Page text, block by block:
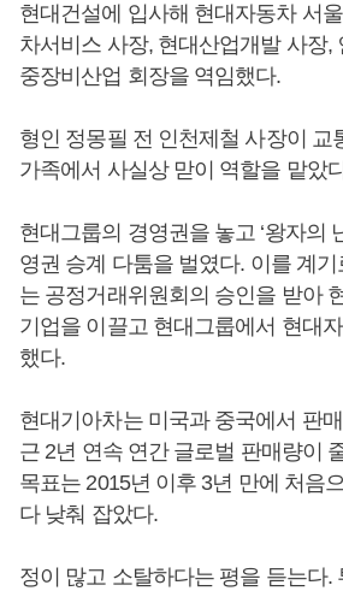
현대건설에 입사해 현대자동차 서
차서비스 사장, 현대산업개발 사장,
중장비산업 회장을 역임했다.
형인 정몽필 전 인천제철 사장이 교
가족에서 사실상 맏이 역할을 맡았
현대그룹의 경영권을 놓고 ‘왕자의
영권 승계 다툼을 벌였다. 이를 계기
는 공정거래위원회의 승인을 받아
기업을 이끌고 현대그룹에서 현대
했다.
현대기아차는 미국과 중국에서 판
근 2년 연속 연간 글로벌 판매량이
목표는 2015년 이후 3년 만에 처음
다 낮춰 잡았다.
정이 많고 소탈하다는 평을 듣는다.